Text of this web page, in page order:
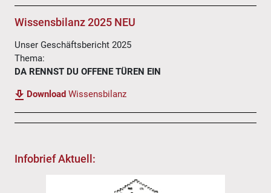
Wissensbilanz 2025 NEU
Unser Geschäftsbericht 2025
Thema:
DA RENNST DU OFFENE TÜREN EIN
Download Wissensbilanz
Infobrief Aktuell: